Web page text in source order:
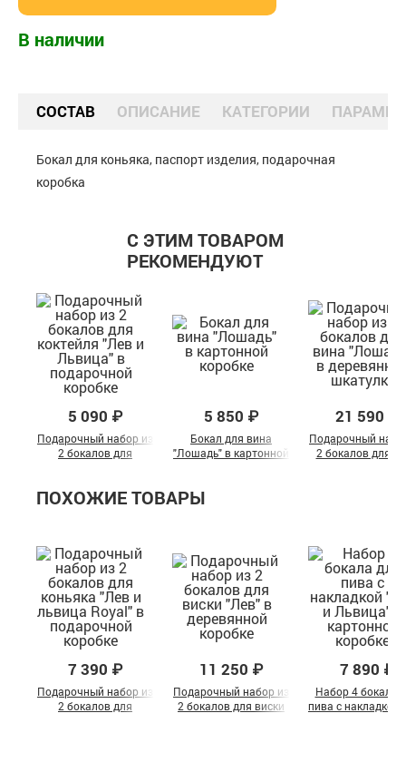
В наличии
СОСТАВ ОПИСАНИЕ КАТЕГОРИИ
Бокал для коньяка, паспорт изделия, подарочная
коробка
С ЭТИМ ТОВАРОМ
РЕКОМЕНДУЮТ
5 090 ₽
Подарочный набор из
2 бокалов для
подарочной коробке
5 850 ₽
Бокал для вина
"Лошадь" в картонной
21 590 ₽
Подарочный
2 бокалов для
ПОХОЖИЕ ТОВАРЫ
7 390 ₽
Подарочный набор из
2 бокалов для
11 250 ₽
Подарочный набор из
2 бокалов для виски
7 890 ₽
Набор 4 бокала
пива с накладкой